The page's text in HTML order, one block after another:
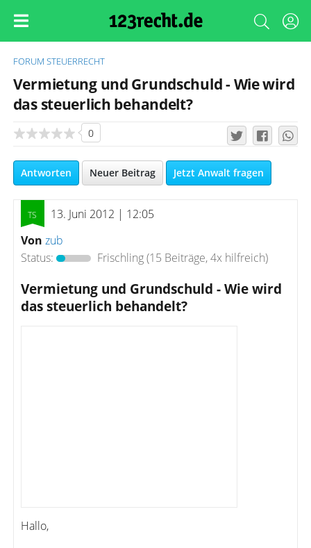
FORUM STEUERRECHT
Vermietung und Grundschuld - Wie wird
das steuerlich behandelt?
0
Antworten Neuer Beitrag Jetzt Anwalt fragen
13. Juni 2012 | 12:05
Von zub
Status:
Frischling(15 Beiträge, 4x hilfreich)
Vermietung und Grundschuld - Wie wird
das steuerlich behandelt?
Hallo,